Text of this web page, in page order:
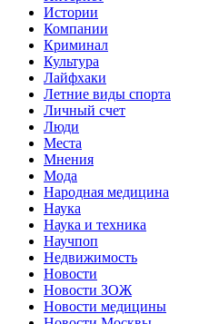
Истории
Компании
Криминал
Культура
Лайфхаки
Летние виды спорта
Личный счет
Люди
Места
Мнения
Мода
Народная медицина
Наука
Наука и техника
Научпоп
Недвижимость
Новости
Новости ЗОЖ
Новости медицины